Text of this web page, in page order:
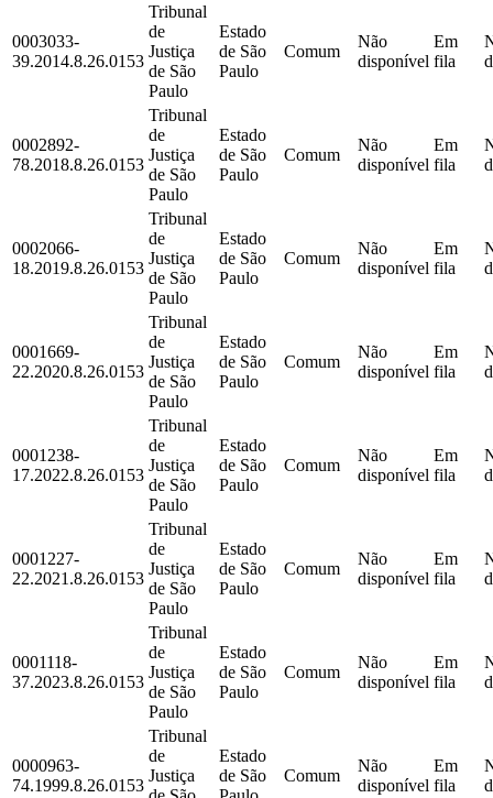
0003033-
39.2014.8.26.0153
Tribunal
de
Justiça
de São
Paulo
Estado
de São
Paulo
Comum
Não
disponível
Em
fila
0002892-
78.2018.8.26.0153
Tribunal
de
Justiça
de São
Paulo
Estado
de São
Paulo
Comum
Não
disponível
Em
fila
0002066-
18.2019.8.26.0153
Tribunal
de
Justiça
de São
Paulo
Estado
de São
Paulo
Comum
Não
disponível
Em
fila
0001669-
22.2020.8.26.0153
Tribunal
de
Justiça
de São
Paulo
Estado
de São
Paulo
Comum
Não
disponível
Em
fila
0001238-
17.2022.8.26.0153
Tribunal
de
Justiça
de São
Paulo
Estado
de São
Paulo
Comum
Não
disponível
Em
fila
0001227-
22.2021.8.26.0153
Tribunal
de
Justiça
de São
Paulo
Estado
de São
Paulo
Comum
Não
disponível
Em
fila
0001118-
37.2023.8.26.0153
Tribunal
de
Justiça
de São
Paulo
Estado
de São
Paulo
Comum
Não
disponível
Em
fila
0000963-
74.1999.8.26.0153
Tribunal
de
Justiça
Estado
de São
Comum
Não
disponível
Em
fila